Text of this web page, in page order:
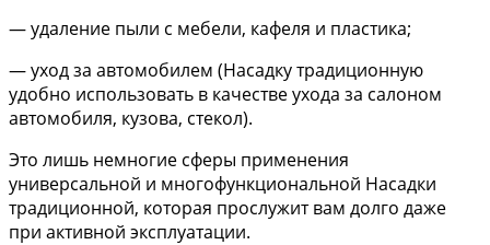
— удаление пыли с мебели, кафеля и пластика;
— уход за автомобилем (Насадку традиционную
удобно использовать в качестве ухода за салоном
автомобиля, кузова, стекол).
Это лишь немногие сферы применения
универсальной и многофункциональной Насадки
традиционной, которая прослужит вам долго даже
при активной эксплуатации.